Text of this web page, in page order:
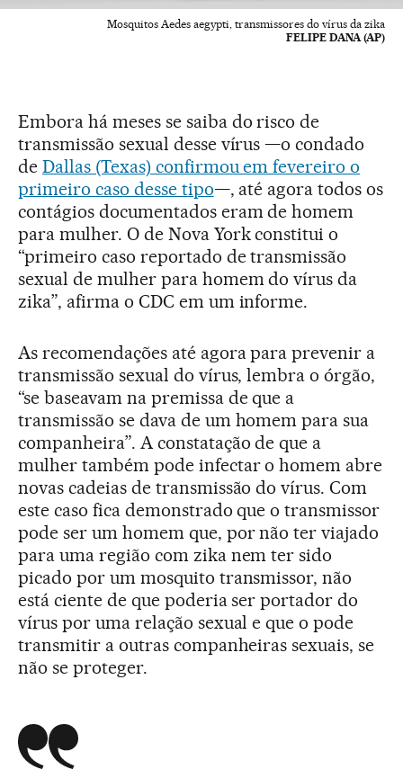
Mosquitos Aedes aegypti, transmissores do vírus da zika
FELIPE DANA (AP)
Embora há meses se saiba do risco de
transmissão sexual desse vírus —o condado
de Dallas (Texas) confirmou em fevereiro o
primeiro caso desse tipo—, até agora todos os
contágios documentados eram de homem
para mulher. O de Nova York constitui o
“primeiro caso reportado de transmissão
sexual de mulher para homem do vírus da
zika”, afirma o CDC em um informe.
As recomendações até agora para prevenir a
transmissão sexual do vírus, lembra o órgão,
“se baseavam na premissa de que a
transmissão se dava de um homem para sua
companheira”. A constatação de que a
mulher também pode infectar o homem abre
novas cadeias de transmissão do vírus. Com
este caso fica demonstrado que o transmissor
pode ser um homem que, por não ter viajado
para uma região com zika nem ter sido
picado por um mosquito transmissor, não
está ciente de que poderia ser portador do
vírus por uma relação sexual e que o pode
transmitir a outras companheiras sexuais, se
não se proteger.